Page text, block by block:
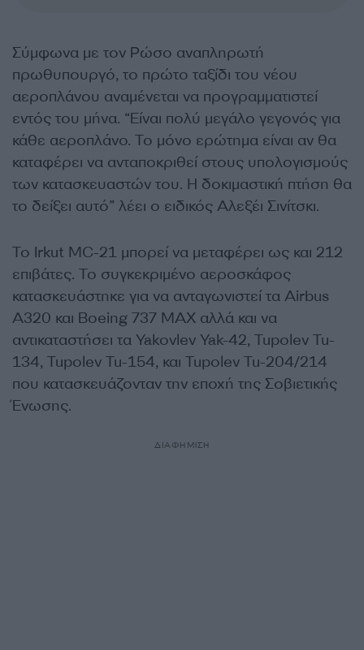
Σύμφωνα με τον Ρώσο αναπληρωτή
πρωθυπουργό, το πρώτο ταξίδι του νέου
αεροπλάνου αναμένεται να προγραμματιστεί
εντός του μήνα. “Είναι πολύ μεγάλο γεγονός για
κάθε αεροπλάνο. Το μόνο ερώτημα είναι αν θα
καταφέρει να ανταποκριθεί στους υπολογισμούς
των κατασκευαστών του. Η δοκιμαστική πτήση θα
το δείξει αυτό” λέει ο ειδικός Αλεξέι Σινίτσκι.
Το Irkut MC-21 μπορεί να μεταφέρει ως και 212
επιβάτες. Το συγκεκριμένο αεροσκάφος
κατασκευάστηκε για να ανταγωνιστεί τα Airbus
A320 και Boeing 737 MAX αλλά και να
αντικαταστήσει τα Yakovlev Yak-42, Tupolev Tu-
134, Tupolev Tu-154, και Tupolev Tu-204/214
που κατασκευάζονταν την εποχή της Σοβιετικής
Ένωσης.
ΔΙΑΦΗΜΙΣΗ